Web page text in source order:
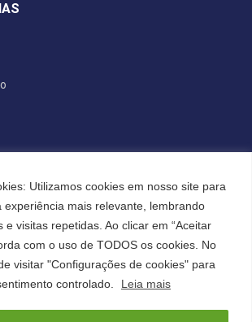
Utilizamos cookies em nosso site para
experiência mais relevante, lembrando
e visitas repetidas. Ao clicar em “Aceitar
com o uso de TODOS os cookies. No
visitar "Configurações de cookies" para
controlado.
Leia mais